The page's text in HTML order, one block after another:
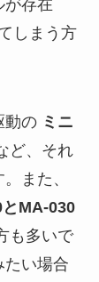
が存在
しまう方
動の ミニ
ど、それ
また、
MA-030
も多いで
たい場合